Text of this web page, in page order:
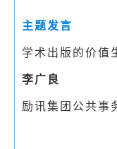
主题发言
学术出版的价值
李广良
励讯集团公共事